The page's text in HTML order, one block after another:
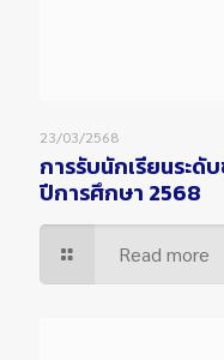
23/03/2568
การรับนักเรียนระดั
ปีการศึกษา 2568
Read more